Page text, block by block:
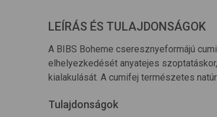
LEÍRÁS ÉS TULAJDONSÁGOK
A BIBS Boheme cseresznyeformájú
elhelyezkedését anyatejes
kialakulását. A cumifej természetes
Tulajdonságok